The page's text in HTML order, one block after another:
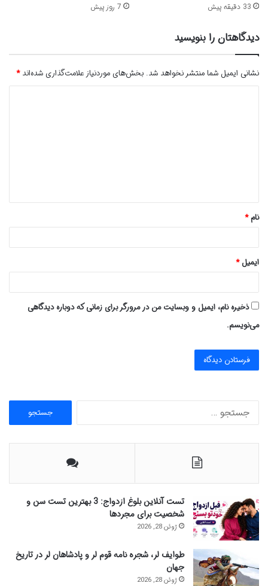
33 دقیقه پیش 7 روز پیش
دیدگاهتان را بنویسید
نشانی ایمیل شما منتشر نخواهد شد. بخش‌های موردنیاز علامت‌گذاری شده‌اند*
*
نام*
ایمیل*
ذخیره نام، ایمیل و وبسایت من در مرورگر برای زمانی که دوباره دیدگاهی
می‌نویسم.
ج
و
ب
ر
ی
تست آنلاین بلوغ ازدواج: 3 بهترین تست سن و
شخصیت برای مجردها
ژوئن 28, 2026
طوایف لر، شجره نامه قوم لر و پادشاهان لر در تاریخ
جهان
ژوئن 28, 2026